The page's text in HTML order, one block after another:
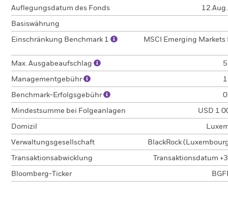
Auflegungsdatum des Fonds
Basiswährung
Einschränkung Benchmark 1
MSCI Emerging Markets
Max. Ausgabeaufschlag
Managementgebühr
Benchmark-Erfolgsgebühr
Mindestsumme bei Folgeanlagen USD 1
Domizil
Verwaltungsgesellschaft BlackRock
Transaktionsabwicklung Transaktionsdatum
Bloomberg-Ticker